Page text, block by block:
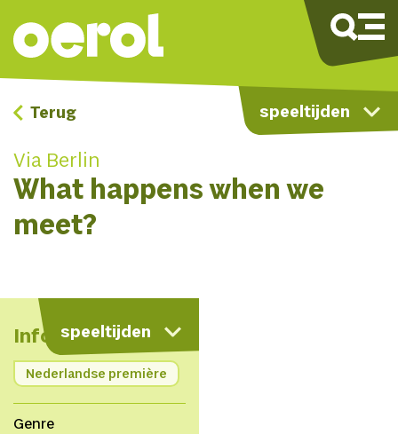
speeltijden
Terug
Via Berlin
What happens when we
meet?
speeltijden
kaart
Info
Nederlandse première
Genre